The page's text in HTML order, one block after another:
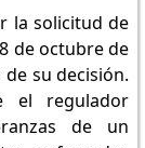
la solicitud de
de octubre de
su decisión.
el regulador
de un